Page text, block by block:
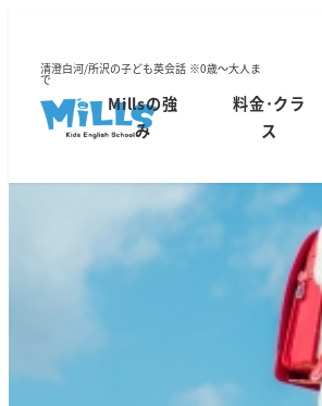
清澄白河/所沢の子ども英会話 ※0歳～大人ま
で
Millsの強
み
料金･クラ
ス